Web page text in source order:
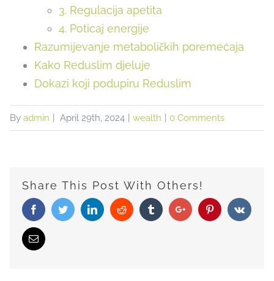
3. Regulacija apetita
4. Poticaj energije
Razumijevanje metaboličkih poremećaja
Kako Reduslim djeluje
Dokazi koji podupiru Reduslim
By admin April 29th, 2024 wealth 0 Comments
Share This Post With Others!
FacebookTwitterLinkedinReddit TumblrGoogle+PinterestVk
Email